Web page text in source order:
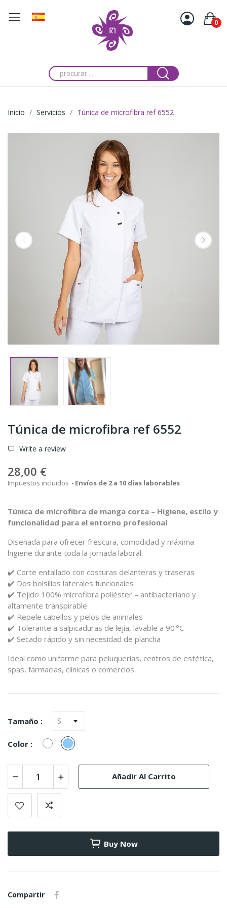
0
Inicio Servicios Túnica de microfibra ref 6552
Túnica de microfibra ref 6552
Write a review
28,00 €
Impuestos incluidos Envíos de 2 a 10 días laborables
Túnica de microfibra de manga corta – Higiene, estilo y
funcionalidad para el entorno profesional
Diseñada para ofrecer frescura, comodidad y máxima
higiene durante toda la jornada laboral.
✔️ Corte entallado con costuras delanteras y traseras
✔️ Dos bolsillos laterales funcionales
✔️ Tejido 100% microfibra poliéster – antibacteriano y
altamente transpirable
✔️ Repele cabellos y pelos de animales
✔️ Tolerante a salpicaduras de lejía, lavable a 90 °C
✔️ Secado rápido y sin necesidad de plancha
Ideal como uniforme para peluquerías, centros de estética,
spas, farmacias, clínicas o comercios.
Tamaño :
Color : BlancoAzul
Celeste
Añadir Al Carrito
Buy Now
Compartir